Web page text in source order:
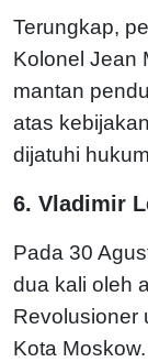
Terungkap,
Kolonel Jean
mantan
atas
dijatuhi
6. Vladimir
Pada 30
dua kali oleh
Revolusioner
Kota